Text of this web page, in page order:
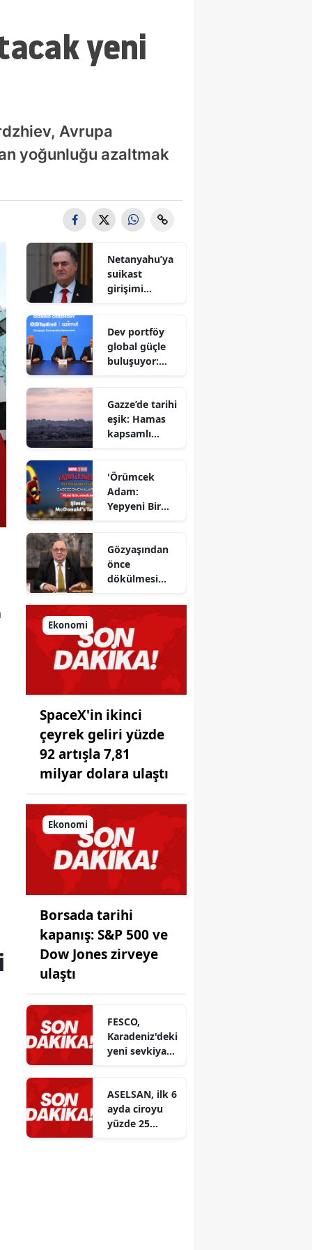
yeni
Avrupa
yoğunluğu azaltmak
Netanyahu’ya
suikast
girişimi
Bakanı
gizlenen
detayları
Dev portföy
global güçle
buluşuyor:
sıkıştı
Gazze’de tarihi
eşik: Hamas
kapsamlı
onayladı
'Örümcek
Adam:
Yepyeni Bir
şimdi
McDonald’s
Türkiye’de
Gözyaşından
önce
dökülmesi
Tarihin
milletlerin
önüne
koyduğu
ayna!
Ekonomi
SpaceX'in ikinci
çeyrek geliri yüzde
92 artışla 7,81
milyar dolara ulaştı
Ekonomi
Borsada tarihi
kapanış: S&P 500 ve
Dow Jones zirveye
ulaştı
FESCO,
Karadeniz'deki
yeni sevkiyat
durdurdu
ASELSAN, ilk 6
ayda ciroyu
yüzde 25